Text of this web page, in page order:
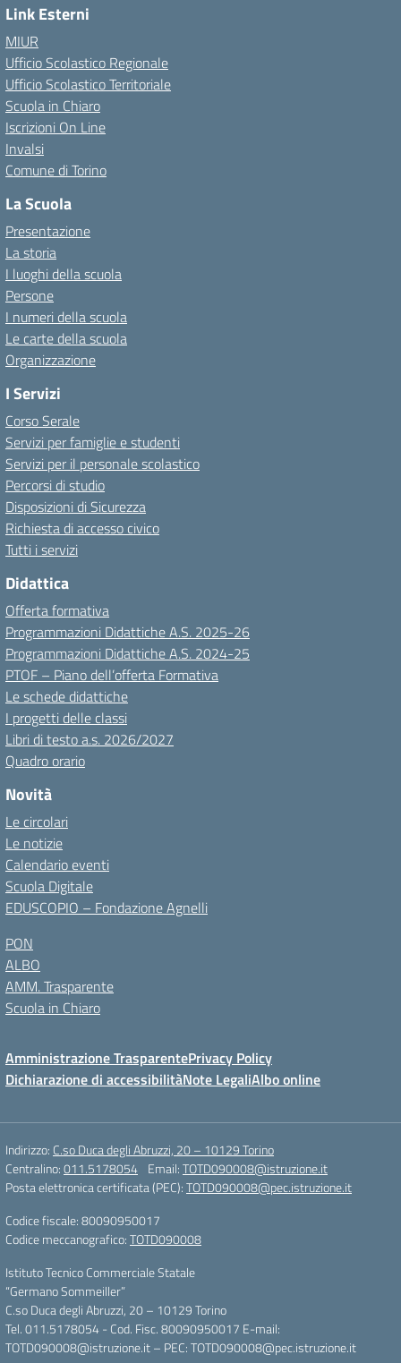
Link Esterni
MIUR
Ufficio Scolastico Regionale
Ufficio Scolastico Territoriale
Scuola in Chiaro
Iscrizioni On Line
Invalsi
Comune di Torino
La Scuola
Presentazione
La storia
I luoghi della scuola
Persone
I numeri della scuola
Le carte della scuola
Organizzazione
I Servizi
Corso Serale
Servizi per famiglie e studenti
Servizi per il personale scolastico
Percorsi di studio
Disposizioni di Sicurezza
Richiesta di accesso civico
Tutti i servizi
Didattica
Offerta formativa
Programmazioni Didattiche A.S. 2025-26
Programmazioni Didattiche A.S. 2024-25
PTOF – Piano dell’offerta Formativa
Le schede didattiche
I progetti delle classi
Libri di testo a.s. 2026/2027
Quadro orario
Novità
Le circolari
Le notizie
Calendario eventi
Scuola Digitale
EDUSCOPIO – Fondazione Agnelli
PON
ALBO
AMM. Trasparente
Scuola in Chiaro
Amministrazione TrasparentePrivacy Policy
Dichiarazione di accessibilitàNote LegaliAlbo online
Indirizzo: C.so Duca degli Abruzzi, 20 – 10129 Torino
Centralino:011.5178054 Email:TOTD090008@istruzione.it
Posta elettronica certificata (PEC):TOTD090008@pec.istruzione.it
Codice fiscale: 80090950017
Codice meccanografico:TOTD090008
Istituto Tecnico Commerciale Statale
“Germano Sommeiller”
C.so Duca degli Abruzzi, 20 – 10129 Torino
Tel. 011.5178054 - Cod. Fisc. 80090950017 E-mail:
TOTD090008@istruzione.it – PEC: TOTD090008@pec.istruzione.it